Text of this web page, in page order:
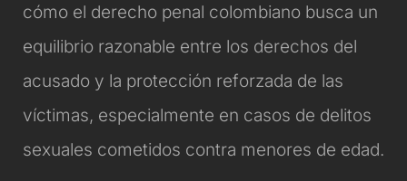
cómo el derecho penal colombiano busca un
equilibrio razonable entre los derechos del
acusado y la protección reforzada de las
víctimas, especialmente en casos de delitos
sexuales cometidos contra menores de edad.